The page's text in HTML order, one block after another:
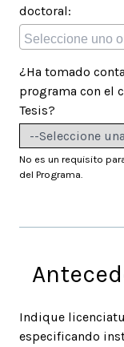
doctoral:
¿Ha tomado
programa con el
Tesis?
No es un requisito
del Programa.
Indique
especificando